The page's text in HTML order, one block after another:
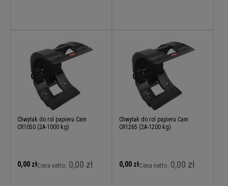
Chwytak do rol papieru Cam
CR1050 (2A-1000 kg)
0,00 złCena netto: 0,00 zł
Chwytak do rol papieru Cam
CR1265 (2A-1200 kg)
0,00 złCena netto: 0,00 zł